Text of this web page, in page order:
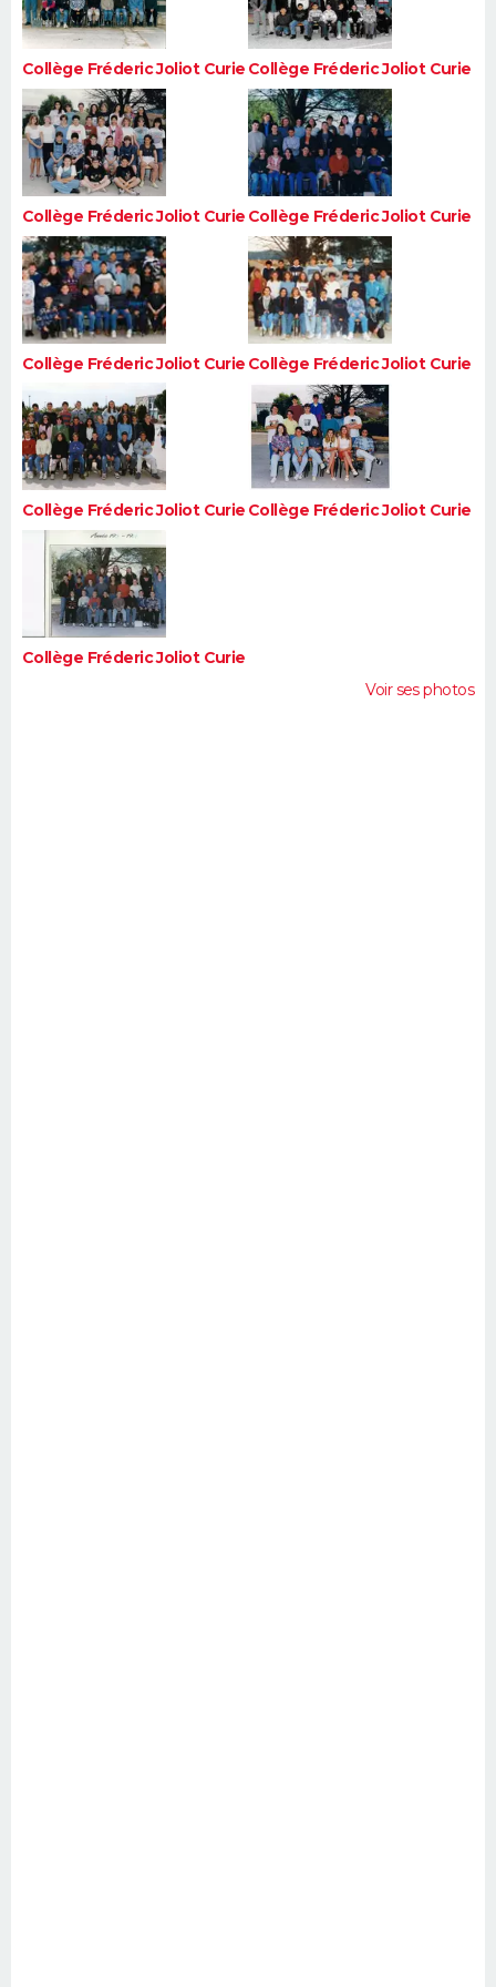
Collège Fréderic Joliot Curie Collège Fréderic Joliot Curie
Collège Fréderic Joliot Curie Collège Fréderic Joliot Curie
Collège Fréderic Joliot Curie Collège Fréderic Joliot Curie
Collège Fréderic Joliot Curie Collège Fréderic Joliot Curie
Collège Fréderic Joliot Curie
Voir ses photos